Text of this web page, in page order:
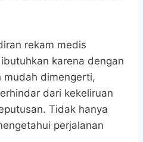
rekam medis
karena dengan
mudah dimengerti,
dari kekeliruan
Tidak hanya
perjalanan